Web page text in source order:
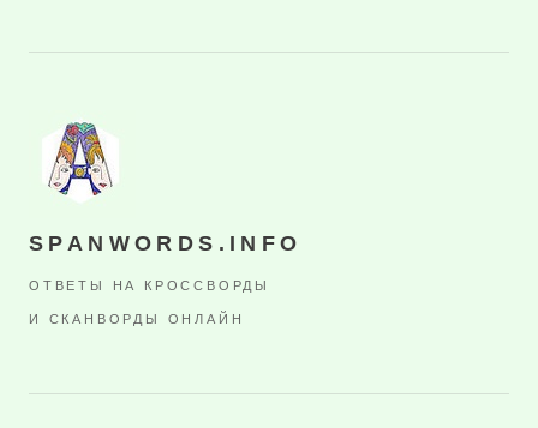
SPANWORDS.INFO
ОТВЕТЫ НА КРОССВОРДЫ
И СКАНВОРДЫ ОНЛАЙН